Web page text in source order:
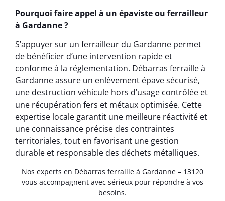
Pourquoi faire appel à un épaviste ou ferrailleur
à Gardanne ?
S’appuyer sur un ferrailleur du Gardanne permet
de bénéficier d’une intervention rapide et
conforme à la réglementation. Débarras ferraille à
Gardanne assure un enlèvement épave sécurisé,
une destruction véhicule hors d’usage contrôlée et
une récupération fers et métaux optimisée. Cette
expertise locale garantit une meilleure réactivité et
une connaissance précise des contraintes
territoriales, tout en favorisant une gestion
durable et responsable des déchets métalliques.
Nos experts en Débarras ferraille à Gardanne – 13120
vous accompagnent avec sérieux pour répondre à vos
besoins.